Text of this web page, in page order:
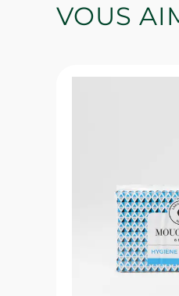
VOUS